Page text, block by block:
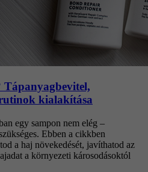
rutinok kialakítása
egy sampon nem elég –
Ebben a cikkben
a haj növekedését, javíthatod az
a környezeti károsodásoktól